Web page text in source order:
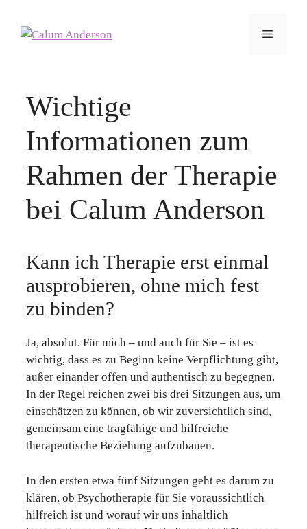
Inhalt
springen
Menü
Wichtige
Informationen zum
Rahmen der Therapie
bei Calum Anderson
Kann ich Therapie erst einmal
ausprobieren, ohne mich fest
zu binden?
Ja, absolut. Für mich – und auch für Sie – ist es
wichtig, dass es zu Beginn keine Verpflichtung gibt,
außer einander offen und authentisch zu begegnen.
In der Regel reichen zwei bis drei Sitzungen aus, um
einschätzen zu können, ob wir zuversichtlich sind,
gemeinsam eine tragfähige und hilfreiche
therapeutische Beziehung aufzubauen.
In den ersten etwa fünf Sitzungen geht es darum zu
klären, ob Psychotherapie für Sie voraussichtlich
hilfreich ist und worauf wir uns inhaltlich